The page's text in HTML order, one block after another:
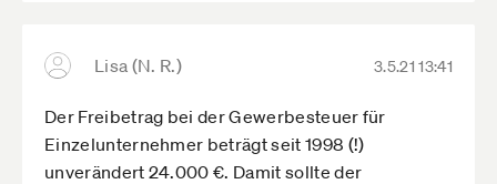
ALV oder RV sein?
Lisa (N. R.) 3.5.21 13:41
Der Freibetrag bei der Gewerbesteuer für
Einzelunternehmer beträgt seit 1998 (!)
unverändert 24.000 €. Damit sollte der